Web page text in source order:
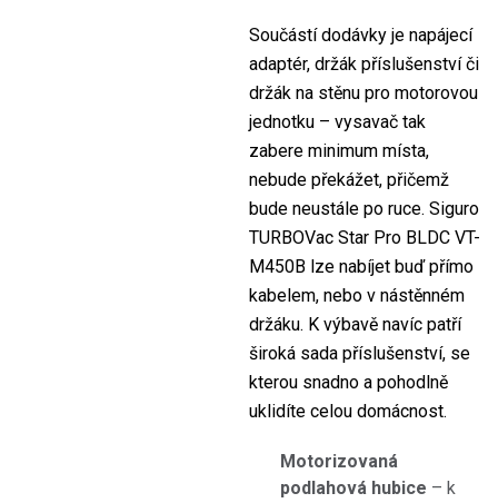
Součástí dodávky je napájecí
adaptér, držák příslušenství či
držák na stěnu pro motorovou
jednotku – vysavač tak
zabere minimum místa,
nebude překážet, přičemž
bude neustále po ruce. Siguro
TURBOVac Star Pro BLDC VT-
M450B lze nabíjet buď přímo
kabelem, nebo v nástěnném
držáku. K výbavě navíc patří
široká sada příslušenství, se
kterou snadno a pohodlně
uklidíte celou domácnost.
Motorizovaná
podlahová hubice – k